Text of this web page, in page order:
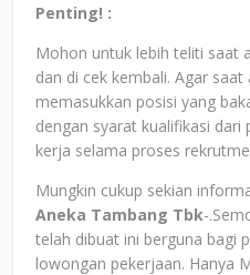
Penting! :
Mohon untuk lebih teliti saat
dan di cek kembali. Agar
memasukkan posisi yang
dengan syarat kualifikasi
kerja selama proses
Mungkin cukup sekian
Aneka Tambang Tbk-
telah dibuat ini berguna bagi
lowongan pekerjaan. Hanya